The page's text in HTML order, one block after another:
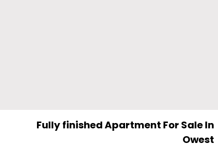
Fully finished Apartment For Sale In
Owest